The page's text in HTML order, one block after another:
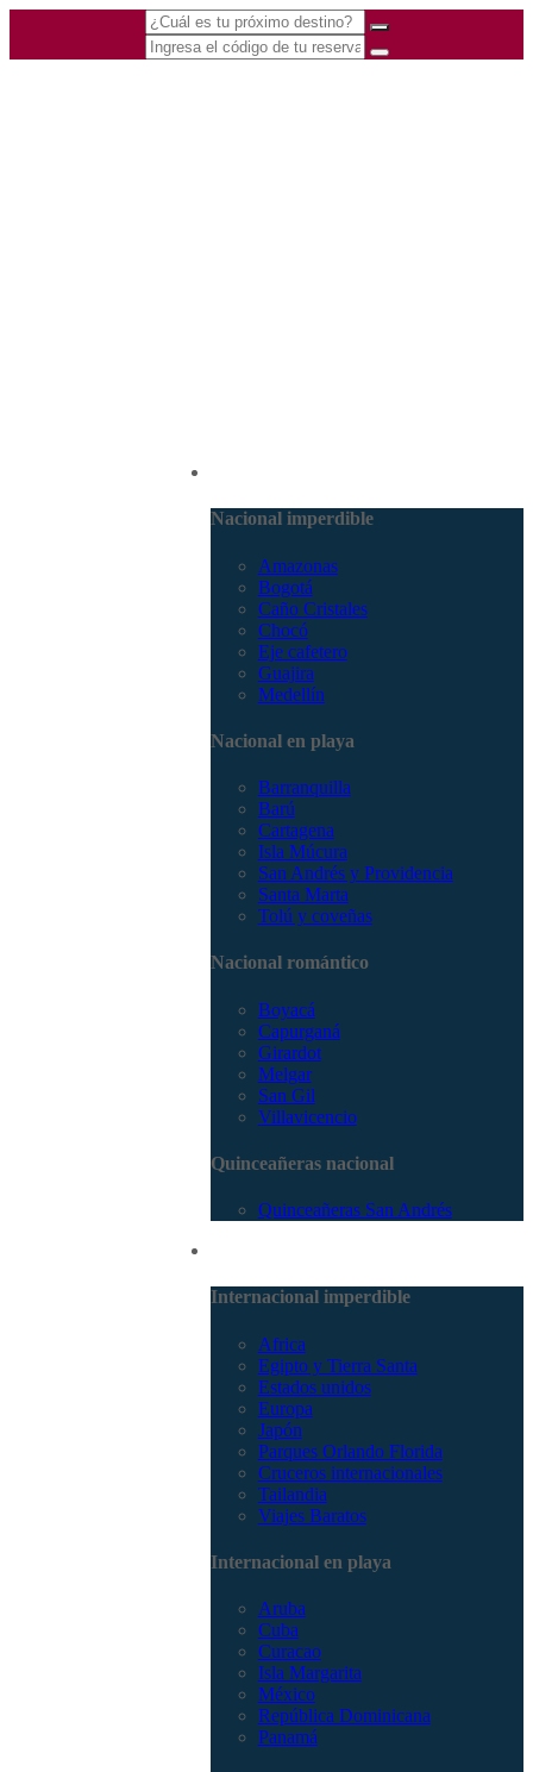
Nacional imperdible
Amazonas
Bogotá
Caño Cristales
Chocó
Eje cafetero
Guajira
Medellín
Nacional en playa
Barranquilla
Barú
Cartagena
Isla Múcura
San Andrés y Providencia
Santa Marta
Tolú y coveñas
Nacional romántico
Boyacá
Capurganá
Girardot
Melgar
San Gil
Villavicencio
Quinceañeras nacional
Quinceañeras San Andrés
Internacional imperdible
Africa
Egipto y Tierra Santa
Estados unidos
Europa
Japón
Parques Orlando Florida
Cruceros internacionales
Tailandia
Viajes Baratos
Internacional en playa
Aruba
Cuba
Curacao
Isla Margarita
México
República Dominicana
Panamá